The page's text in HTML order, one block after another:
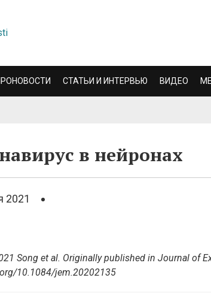
СТАТЬИ И ИНТЕРВЬЮ ВИДЕО
в нейронах
2021
Song et al. Originally published in Journal of
10.1084/jem.20202135